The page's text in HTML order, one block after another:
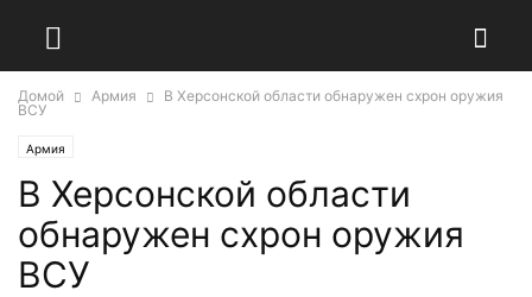
Домой Армия
В Херсонской области обнаружен схрон оружия
ВСУ
Армия
В Херсонской области
обнаружен схрон оружия
ВСУ